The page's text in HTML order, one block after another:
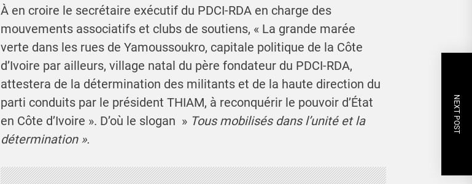
À en croire le secrétaire exécutif du PDCI-RDA en charge des
mouvements associatifs et clubs de soutiens, « La grande marée
verte dans les rues de Yamoussoukro, capitale politique de la Côte
d’Ivoire par ailleurs, village natal du père fondateur du PDCI-RDA,
attestera de la détermination des militants et de la haute direction du
parti conduits par le président THIAM, à reconquérir le pouvoir d’État
en Côte d’Ivoire ». D’où le slogan » Tous mobilisés dans l’unité et la
détermination ».
NEXT POST